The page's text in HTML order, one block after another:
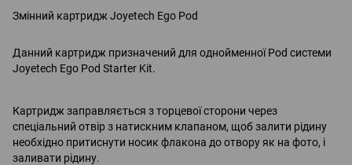
Змінний картридж Joyetech Ego Pod
Данний картридж призначений для однойменної Pod системи
Joyetech Ego Pod Starter Kit.
Картридж заправляється з торцевої сторони через
спеціальний отвір з натискним клапаном, щоб залити рідину
необхідно притиснути носик флакона до отвору як на фото, і
заливати рідину.